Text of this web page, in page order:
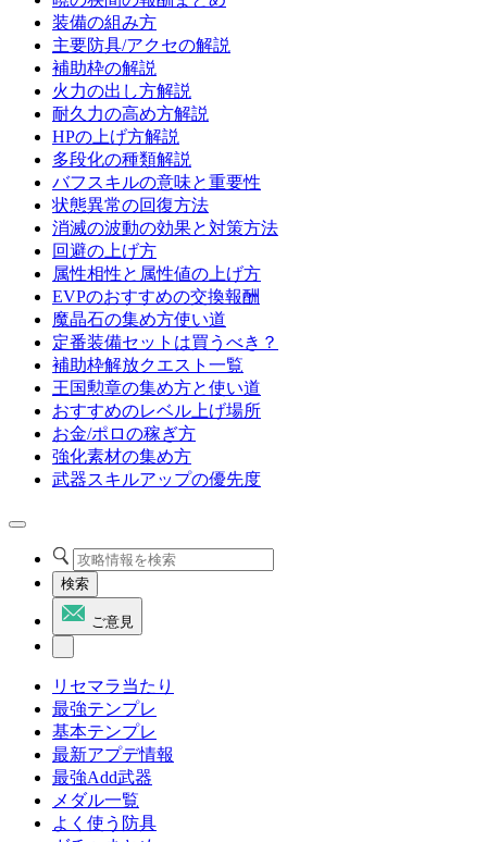
装備の組み方
主要防具/アクセの解説
補助枠の解説
火力の出し方解説
耐久力の高め方解説
HPの上げ方解説
多段化の種類解説
バフスキルの意味と重要性
状態異常の回復方法
消滅の波動の効果と対策方法
回避の上げ方
属性相性と属性値の上げ方
EVPのおすすめの交換報酬
魔晶石の集め方使い道
定番装備セットは買うべき？
補助枠解放クエスト一覧
王国勲章の集め方と使い道
おすすめのレベル上げ場所
お金/ポロの稼ぎ方
強化素材の集め方
武器スキルアップの優先度
検索
ご意見
リセマラ当たり
最強テンプレ
基本テンプレ
最新アプデ情報
最強Add武器
メダル一覧
よく使う防具